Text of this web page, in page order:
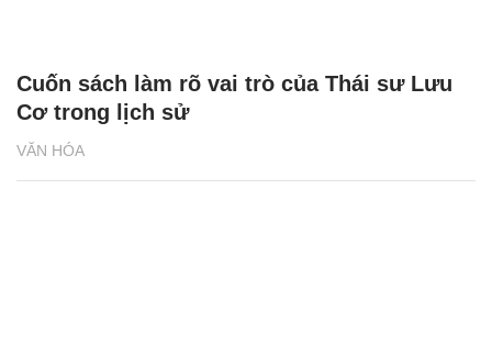
VĂN HÓA
Cuốn sách làm rõ vai trò của Thái sư Lưu
Cơ trong lịch sử